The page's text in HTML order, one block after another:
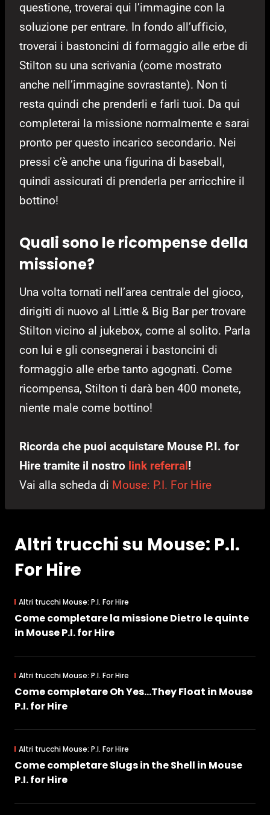
questione, troverai qui l’immagine con la
soluzione per entrare. In fondo all’ufficio,
troverai i bastoncini di formaggio alle erbe di
Stilton su una scrivania (come mostrato
anche nell’immagine sovrastante). Non ti
resta quindi che prenderli e farli tuoi. Da qui
completerai la missione normalmente e sarai
pronto per questo incarico secondario. Nei
pressi c’è anche una figurina di baseball,
quindi assicurati di prenderla per arricchire il
bottino!
Quali sono le ricompense della
missione?
Una volta tornati nell’area centrale del gioco,
dirigiti di nuovo al Little & Big Bar per trovare
Stilton vicino al jukebox, come al solito. Parla
con lui e gli consegnerai i bastoncini di
formaggio alle erbe tanto agognati. Come
ricompensa, Stilton ti darà ben 400 monete,
niente male come bottino!
Ricorda che puoi acquistare Mouse P.I. for
Hire tramite il nostro link referral!
Vai alla scheda di Mouse: P.I. For Hire
Altri trucchi su Mouse: P.I.
For Hire
Altri trucchi Mouse: P.I. For Hire
Come completare la missione Dietro le quinte
in Mouse P.I. for Hire
Altri trucchi Mouse: P.I. For Hire
Come completare Oh Yes…They Float in Mouse
P.I. for Hire
Altri trucchi Mouse: P.I. For Hire
Come completare Slugs in the Shell in Mouse
P.I. for Hire